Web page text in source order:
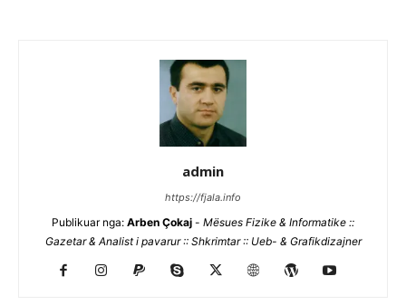
admin
https://fjala.info
Publikuar nga: Arben Çokaj - Mësues Fizike & Informatike ::
Gazetar & Analist i pavarur :: Shkrimtar :: Ueb- & Grafikdizajner